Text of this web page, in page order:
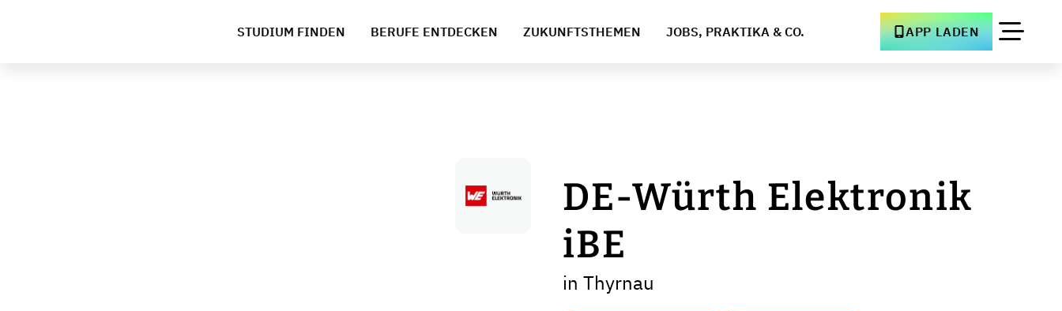
STUDIUM FINDEN BERUFE ENTDECKEN ZUKUNFTSTHEMEN JOBS, PRAKTIKA & CO. APP LADEN
DE-Würth Elektronik
iBE
in Thyrnau